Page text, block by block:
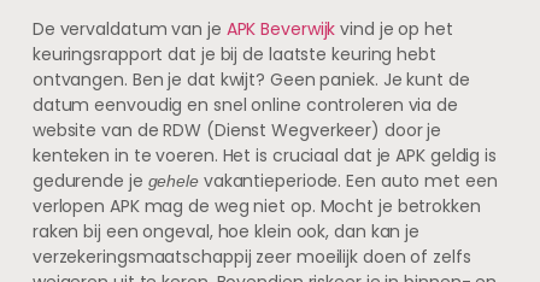
De vervaldatum van je APK Beverwijk vind je op het
keuringsrapport dat je bij de laatste keuring hebt
ontvangen. Ben je dat kwijt? Geen paniek. Je kunt de
datum eenvoudig en snel online controleren via de
website van de RDW (Dienst Wegverkeer) door je
kenteken in te voeren. Het is cruciaal dat je APK geldig is
gedurende je gehelevakantieperiode. Een auto met een
verlopen APK mag de weg niet op. Mocht je betrokken
raken bij een ongeval, hoe klein ook, dan kan je
verzekeringsmaatschappij zeer moeilijk doen of zelfs